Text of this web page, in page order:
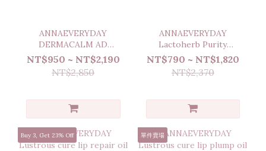
ANNAEVERYDAY
DERMACALM AD
RESCUE HYDRATOR
MILK
NT$950 ~ NT$2,190
NT$2,850
ANNAEVERYDAY
Lactoherb Purity
Cleansing Oil
NT$790 ~ NT$1,820
NT$2,370
Buy 3, Get 23% Off 單件賣場